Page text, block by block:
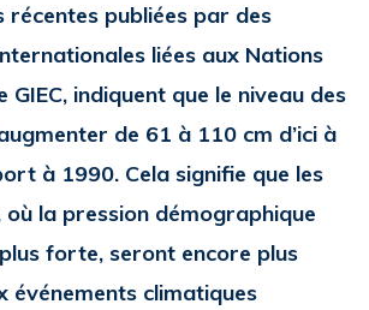
récentes publiées par des
liées aux Nations
GIEC, indiquent que le niveau des
de 61 à 110 cm d’ici à
à 1990. Cela signifie que les
où la pression démographique
forte, seront encore plus
événements climatiques